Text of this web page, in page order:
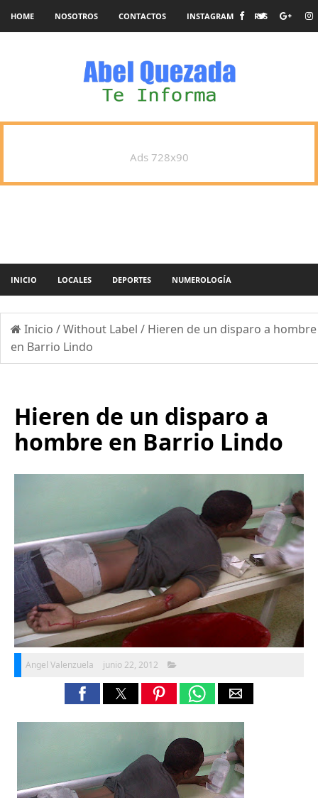
HOME NOSOTROS CONTACTOS INSTAGRAM RSS
Ads 728x90
INICIO LOCALES DEPORTES NUMEROLOGÍA
Inicio /Without Label / Hieren de un disparo a hombre
en Barrio Lindo
Hieren de un disparo a
hombre en Barrio Lindo
Angel Valenzuela junio 22, 2012